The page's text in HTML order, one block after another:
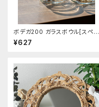
ボデガ200 ガラスボウル[スペイ
ン製］
¥627